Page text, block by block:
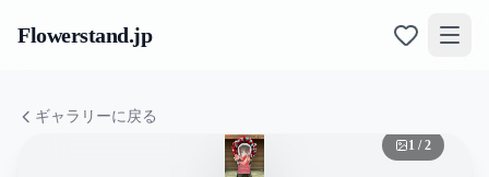
Flowerstand.jp
ギャラリーに戻る
1 /2